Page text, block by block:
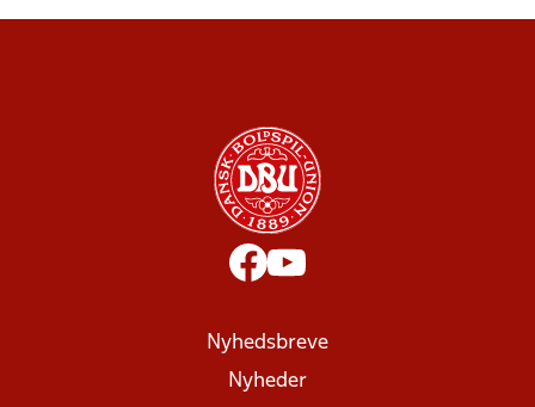
Nyhedsbreve
Nyheder